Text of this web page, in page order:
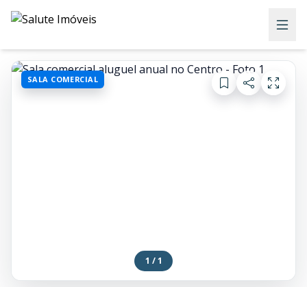
SALA COMERCIAL
1 / 1